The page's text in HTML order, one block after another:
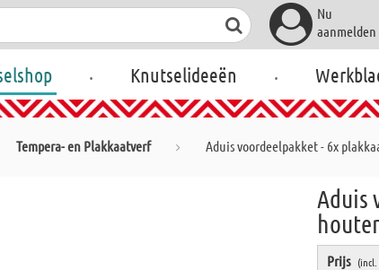
Nu
aanmelden
. Knutselideeën .
Tempera- en Plakkaatverf Aduis voordeelpakket - 6x
Aduis
Prijs (incl.